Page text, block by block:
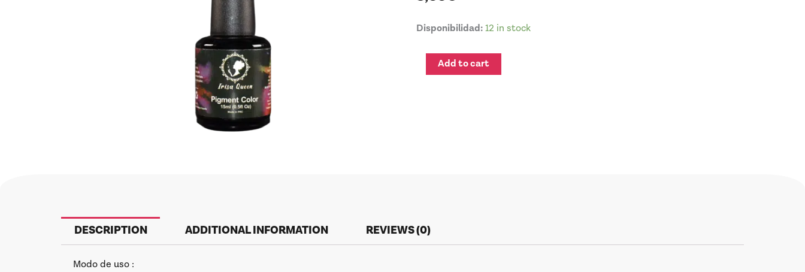
Disponibilidad: 12 in stock
PIGMENT
BEIGE
Add to cart
DESCRIPTION ADDITIONAL INFORMATION REVIEWS (0)
Modo de uso :